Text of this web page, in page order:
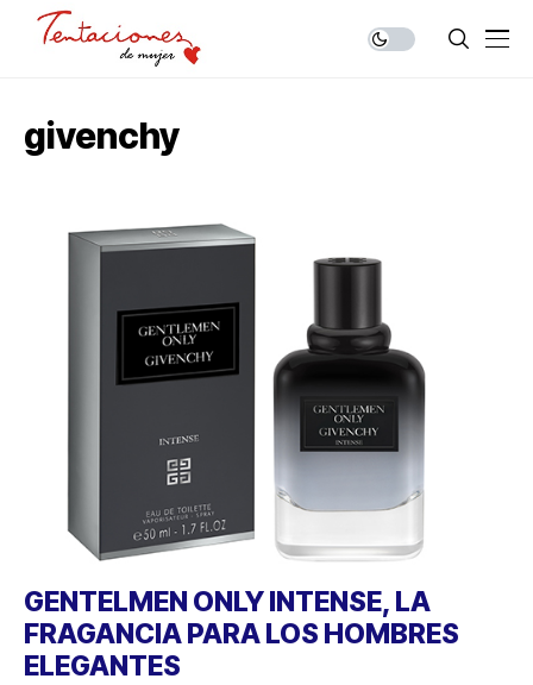
givenchy
GENTELMEN ONLY INTENSE, LA
FRAGANCIA PARA LOS HOMBRES
ELEGANTES